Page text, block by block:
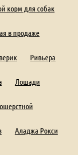
корм для собак
в продаже
Ривьера
Лошади
Аладжа Рокси